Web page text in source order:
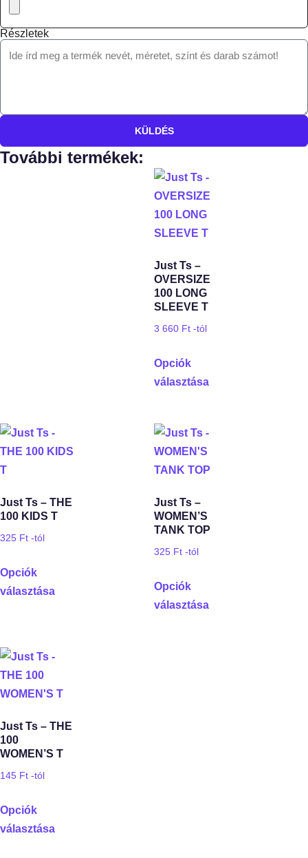
Részletek
KÜLDÉS
További termékek:
Just Ts –
OVERSIZE
100 LONG
SLEEVE T
3 660 Ft -tól
Opciók
választása
Just Ts – THE
100 KIDS T
325 Ft -tól
Opciók
választása
Just Ts –
WOMEN’S
TANK TOP
325 Ft -tól
Opciók
választása
Just Ts – THE
100
WOMEN’S T
145 Ft -tól
Opciók
választása